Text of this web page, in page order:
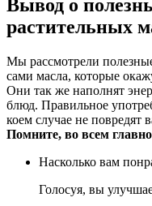
Вывод о
растительных
Мы рассмотрели
сами масла, которые
Они так же наполнят
блюд. Правильное
коем случае не повредят
Помните, во всем
Насколько вам
Голосуя, вы